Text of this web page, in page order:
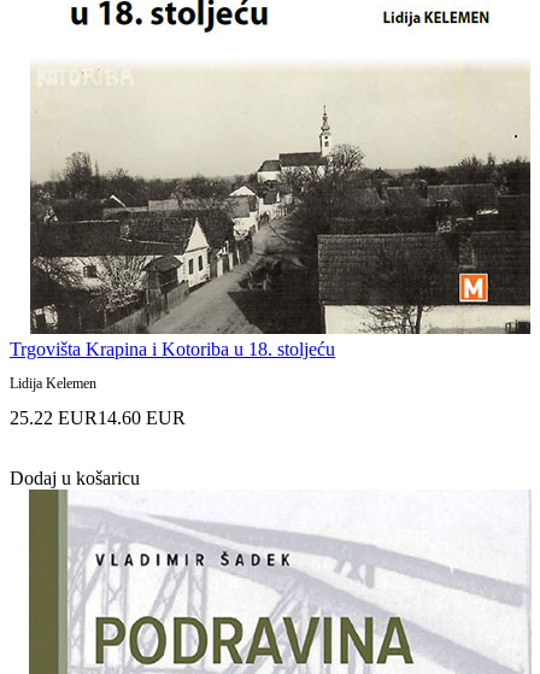
Trgovišta Krapina i Kotoriba u 18. stoljeću
Lidija Kelemen
25.22 EUR14.60 EUR
Dodaj u košaricu